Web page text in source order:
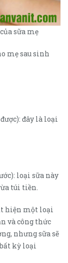
sữa mẹ
mẹ sau sinh
đây là loại
loại sữa này
túi tiền.
hiện một loại
và công thức
nhưng sữa sẽ
kỳ loại